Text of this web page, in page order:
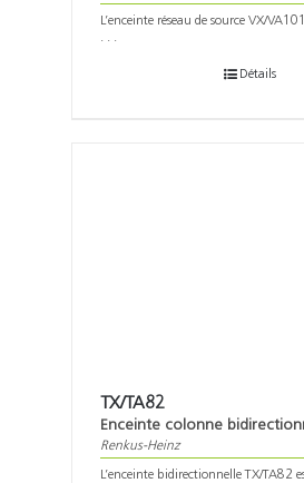
L’enceinte réseau de source VX/
. . .
Détails
TX/TA82
Enceinte colonne
Renkus-Heinz
L’enceinte bidirectionnelle TX/TA82